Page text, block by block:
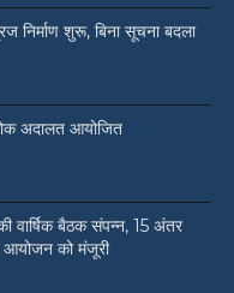
निर्माण शुरू, बिना सूचना बदला
अदालत आयोजित
वार्षिक बैठक संपन्न, 15 अंतर
आयोजन को मंजूरी